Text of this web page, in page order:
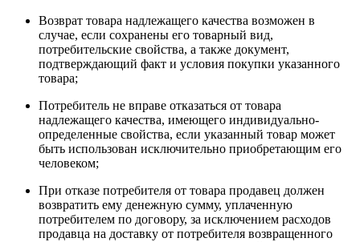
Возврат товара надлежащего качества возможен в
случае, если сохранены его товарный вид,
потребительские свойства, а также документ,
подтверждающий факт и условия покупки указанного
товара;
Потребитель не вправе отказаться от товара
надлежащего качества, имеющего индивидуально-
определенные свойства, если указанный товар может
быть использован исключительно приобретающим его
человеком;
При отказе потребителя от товара продавец должен
возвратить ему денежную сумму, уплаченную
потребителем по договору, за исключением расходов
продавца на доставку от потребителя возвращенного